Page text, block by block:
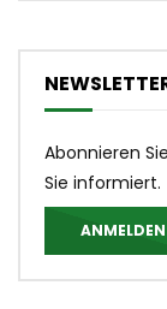
Abonnieren
Sie informiert.
ANMELDEN